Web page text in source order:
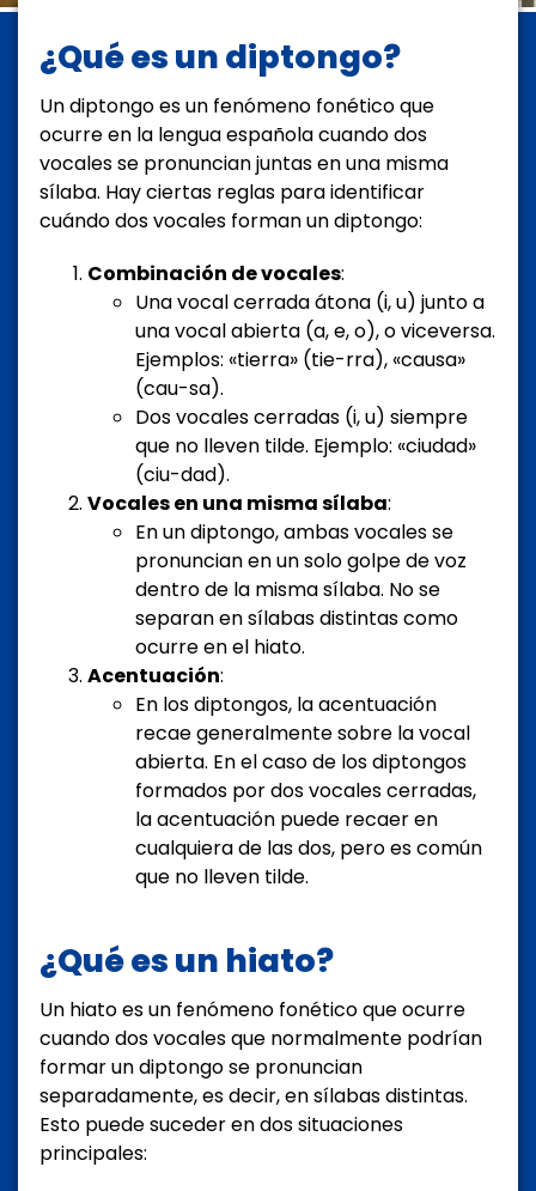
¿Qué es un diptongo?
Un diptongo es un fenómeno fonético que
ocurre en la lengua española cuando dos
vocales se pronuncian juntas en una misma
sílaba. Hay ciertas reglas para identificar
cuándo dos vocales forman un diptongo:
Combinación de vocales:
Una vocal cerrada átona (i, u) junto a
una vocal abierta (a, e, o), o viceversa.
Ejemplos: «tierra» (tie-rra), «causa»
(cau-sa).
Dos vocales cerradas (i, u) siempre
que no lleven tilde. Ejemplo: «ciudad»
(ciu-dad).
Vocales en una misma sílaba:
En un diptongo, ambas vocales se
pronuncian en un solo golpe de voz
dentro de la misma sílaba. No se
separan en sílabas distintas como
ocurre en el hiato.
Acentuación:
En los diptongos, la acentuación
recae generalmente sobre la vocal
abierta. En el caso de los diptongos
formados por dos vocales cerradas,
la acentuación puede recaer en
cualquiera de las dos, pero es común
que no lleven tilde.
¿Qué es un hiato?
Un hiato es un fenómeno fonético que ocurre
cuando dos vocales que normalmente podrían
formar un diptongo se pronuncian
separadamente, es decir, en sílabas distintas.
Esto puede suceder en dos situaciones
principales: